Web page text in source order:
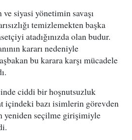
ve siyasi yönetimin savaşı
temizlemekten başka
atadığınızda olan budur.
kararı nedeniyle
bu karara karşı mücadele
ciddi bir hoşnutsuzluk
içindeki bazı isimlerin görevden
yeniden seçilme girişimiyle